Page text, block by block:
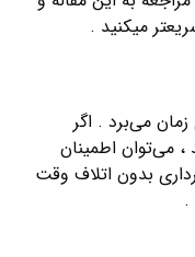
میکنید .
۷ تا ۱۰ روز کاری زمان می‌برد . اگر
می‌توان اطمینان
بدون اتلاف وقت
.